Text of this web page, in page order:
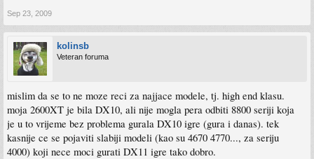
Sep 23, 2009
kolinsb
Veteran foruma
mislim da se to ne moze reci za najjace modele, tj. high end klasu.
moja 2600XT je bila DX10, ali nije mogla pera odbiti 8800 seriji koja
je u to vrijeme bez problema gurala DX10 igre (gura i danas). tek
kasnije ce se pojaviti slabiji modeli (kao su 4670 4770..., za seriju
4000) koji nece moci gurati DX11 igre tako dobro.